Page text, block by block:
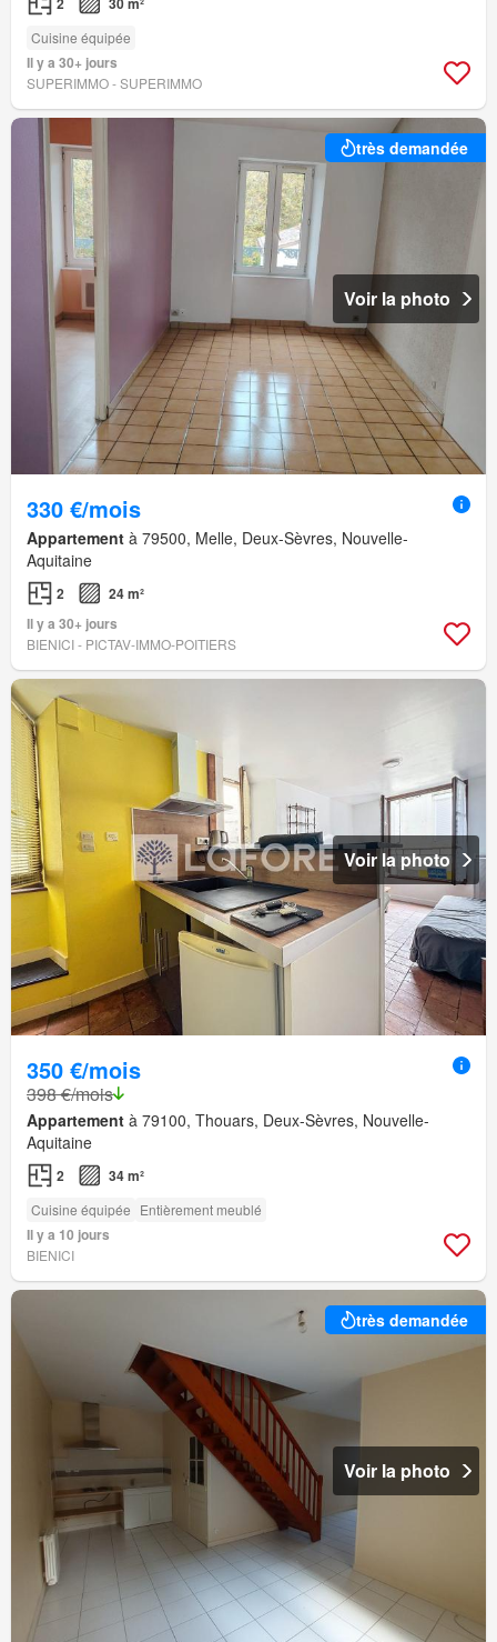
Cuisine équipée
Il y a 30+ jours
SUPERIMMO - SUPERIMMO
très demandée
Voir la photo
330 €/mois
Appartement à 79500, Melle, Deux-Sèvres, Nouvelle-
Aquitaine
2
24 m²
Il y a 30+ jours
BIENICI - PICTAV-IMMO-POITIERS
Voir la photo
350 €/mois
398 €/mois
Appartement à 79100, Thouars, Deux-Sèvres, Nouvelle-
Aquitaine
2 34 m²
Cuisine équipée Entièrement meublé
Il y a 10 jours
BIENICI
très demandée
Voir la photo